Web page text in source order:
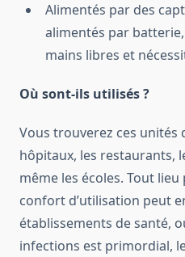
Alimentés par des
alimentés par
mains libres et
Où sont-ils utilisés ?
Vous trouverez ces unités
hôpitaux, les restaurants,
même les écoles. Tout
confort d’utilisation peut
établissements de santé,
infections est primordial,